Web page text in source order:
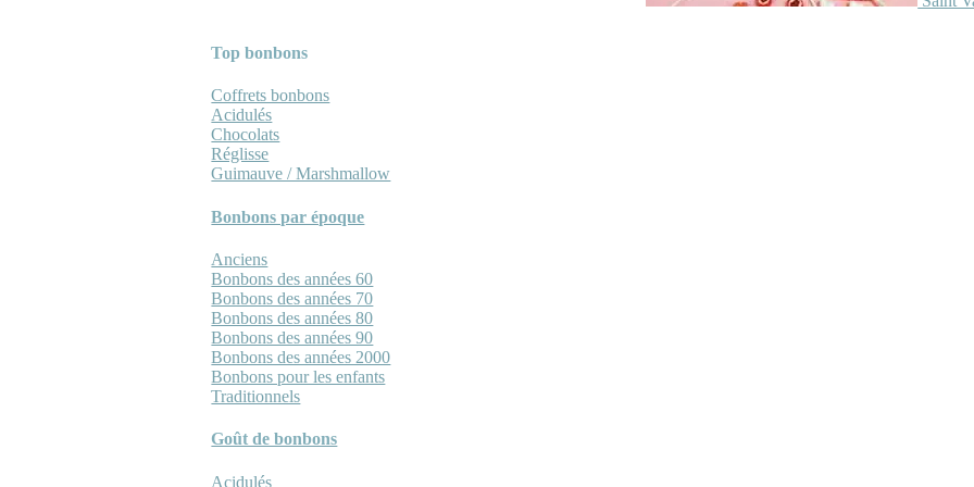
Top bonbons
Coffrets bonbons
Acidulés
Chocolats
Réglisse
Guimauve / Marshmallow
Bonbons par époque
Anciens
Bonbons des années 60
Bonbons des années 70
Bonbons des années 80
Bonbons des années 90
Bonbons des années 2000
Bonbons pour les enfants
Traditionnels
Goût de bonbons
Acidulés